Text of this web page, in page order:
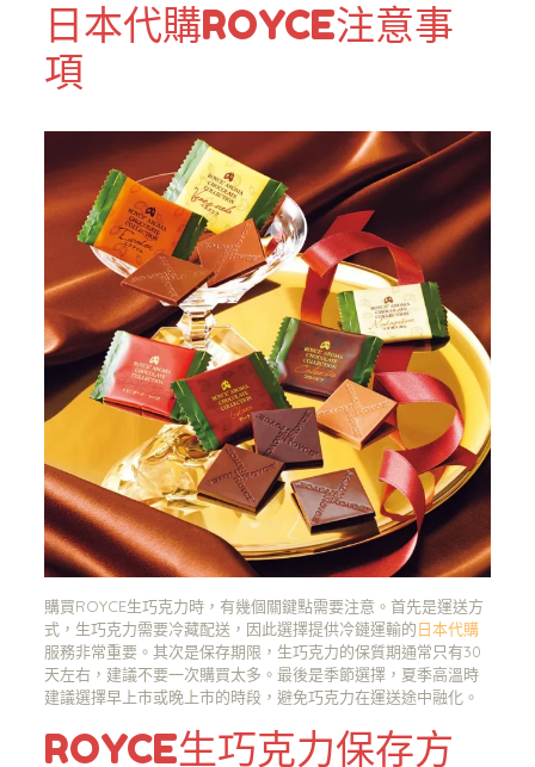
日本代購ROYCE注意事
項
購買ROYCE生巧克力時，有幾個關鍵點需要注意。首先是運送方
式，生巧克力需要冷藏配送，因此選擇提供冷鏈運輸的日本代購
服務非常重要。其次是保存期限，生巧克力的保質期通常只有30
天左右，建議不要一次購買太多。最後是季節選擇，夏季高溫時
建議選擇早上市或晚上市的時段，避免巧克力在運送途中融化。
ROYCE生巧克力保存方